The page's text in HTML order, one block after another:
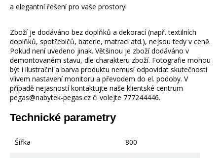
a elegantní řešení pro vaše prostory!
Zboží je dodáváno bez doplňků a dekorací (např. textilních
doplňků, spotřebičů, baterie, matrací atd.), nejsou tedy v ceně.
Pokud není uvedeno jinak. Většinou je zboží dodáváno v
demontovaném stavu, dle charakteru zboží. Fotografie mohou
být i ilustrační a barva produktu nemusí odpovídat skutečnosti
vlivem nastavení monitoru a převodem do el. podoby. V
případě nejasností kontaktujte naše klientské centrum
pegas@nabytek-pegas.cz či volejte 777244446.
Technické parametry
Šířka 800